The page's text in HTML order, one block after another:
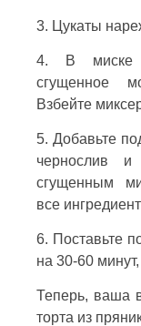
3. Цукаты
4. В миске
сгущенное
Взбейте
5. Добавьте
чернослив
сгущенным
все
6. Поставьте
на 30-60
Теперь, ваша
торта из